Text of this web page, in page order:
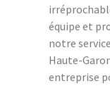
équipe et
notre
Haute-
entreprise